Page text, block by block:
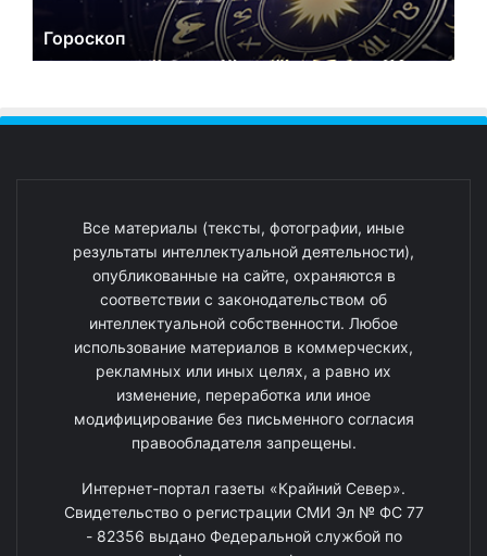
Гороскоп
Все материалы (тексты, фотографии, иные
результаты интеллектуальной деятельности),
опубликованные на сайте, охраняются в
соответствии с законодательством об
интеллектуальной собственности. Любое
использование материалов в коммерческих,
рекламных или иных целях, а равно их
изменение, переработка или иное
модифицирование без письменного согласия
правообладателя запрещены.
Интернет-портал газеты «Крайний Север».
Свидетельство о регистрации СМИ Эл № ФС 77
- 82356 выдано Федеральной службой по